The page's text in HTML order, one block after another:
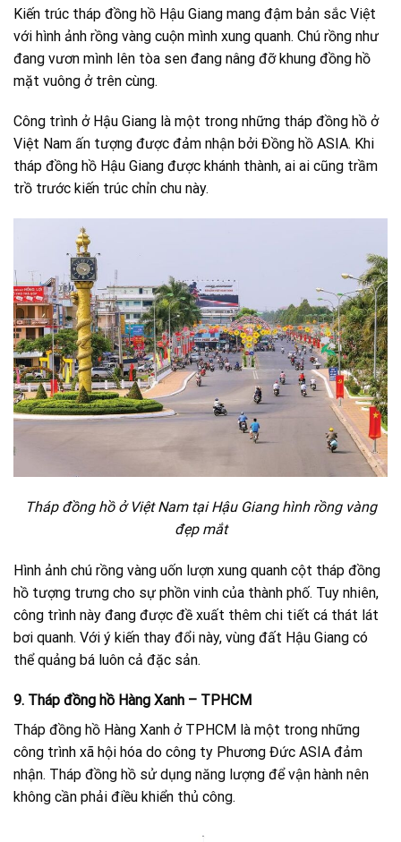
Kiến trúc tháp đồng hồ Hậu Giang mang đậm bản sắc Việt
với hình ảnh rồng vàng cuộn mình xung quanh. Chú rồng như
đang vươn mình lên tòa sen đang nâng đỡ khung đồng hồ
mặt vuông ở trên cùng.
Công trình ở Hậu Giang là một trong những tháp đồng hồ ở
Việt Nam ấn tượng được đảm nhận bởi Đồng hồ ASIA. Khi
tháp đồng hồ Hậu Giang được khánh thành, ai ai cũng trầm
trồ trước kiến trúc chỉn chu này.
Tháp đồng hồ ở Việt Nam tại Hậu Giang hình rồng vàng
đẹp mắt
Hình ảnh chú rồng vàng uốn lượn xung quanh cột tháp đồng
hồ tượng trưng cho sự phồn vinh của thành phố. Tuy nhiên,
công trình này đang được đề xuất thêm chi tiết cá thát lát
bơi quanh. Với ý kiến thay đổi này, vùng đất Hậu Giang có
thể quảng bá luôn cả đặc sản.
9. Tháp đồng hồ Hàng Xanh – TPHCM
Tháp đồng hồ Hàng Xanh ở TPHCM là một trong những
công trình xã hội hóa do công ty Phương Đức ASIA đảm
nhận. Tháp đồng hồ sử dụng năng lượng để vận hành nên
không cần phải điều khiển thủ công.